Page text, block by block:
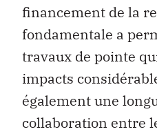
financement de la
fondamentale a
travaux de pointe
impacts
également une
collaboration entre